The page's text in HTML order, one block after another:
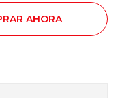
AHORA